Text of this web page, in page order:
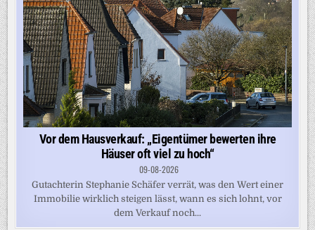
Vor dem Hausverkauf: „Eigentümer bewerten ihre
Häuser oft viel zu hoch“
09-08-2026
Gutachterin Stephanie Schäfer verrät, was den Wert einer
Immobilie wirklich steigen lässt, wann es sich lohnt, vor
dem Verkauf noch...